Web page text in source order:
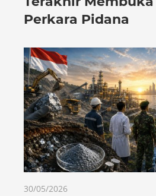
Perkara Pidana
30/05/2026